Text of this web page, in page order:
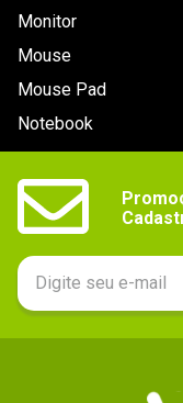
Monitor
Mouse
Mouse Pad
Notebook